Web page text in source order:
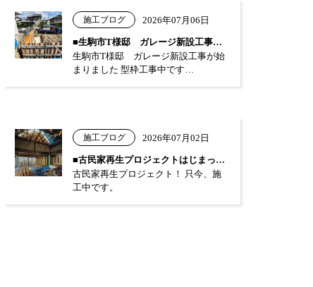
施工ブログ 2026年07月06日
■生駒市T様邸 ガレージ新設工事が始まり…
生駒市T様邸 ガレージ新設工事が始
まりました 型枠工事中です…
施工ブログ 2026年07月02日
■古民家再生プロジェクトはじまっています…
古民家再生プロジェクト！ 只今、施
工中です。